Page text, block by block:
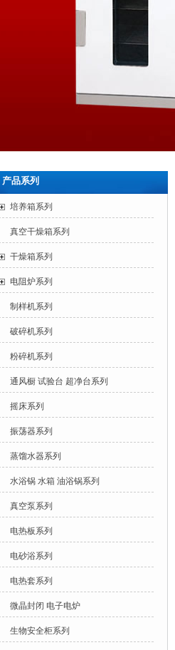
产品系列
培养箱系列
真空干燥箱系列
干燥箱系列
电阻炉系列
制样机系列
破碎机系列
粉碎机系列
通风橱 试验台 超净台系列
摇床系列
振荡器系列
蒸馏水器系列
水浴锅 水箱 油浴锅系列
真空泵系列
电热板系列
电砂浴系列
电热套系列
微晶封闭 电子电炉
生物安全柜系列